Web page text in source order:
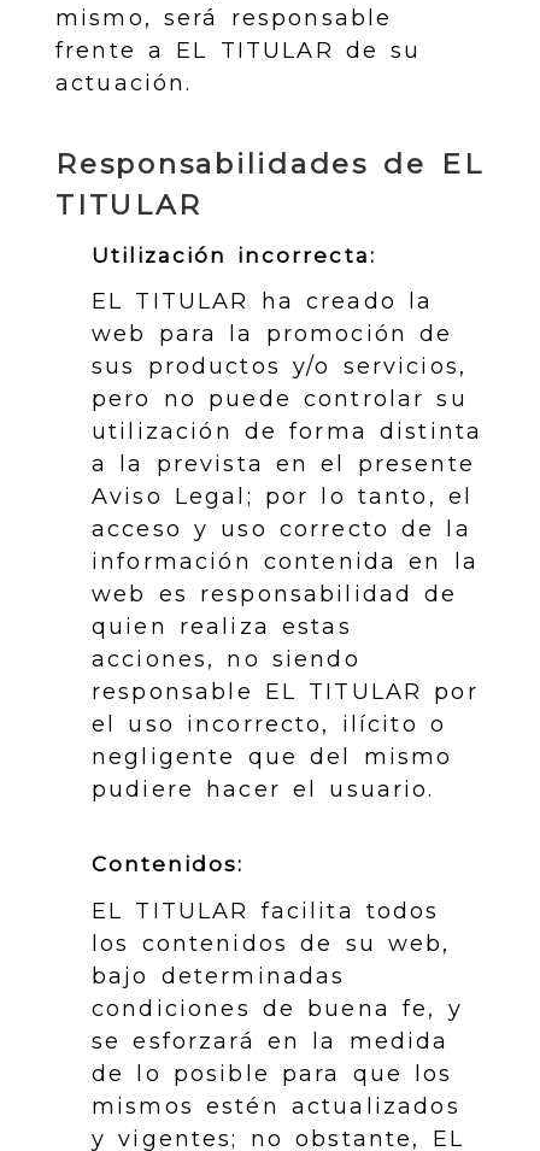
mismo, será responsable
frente a EL TITULAR de su
actuación.
Responsabilidades de EL
TITULAR
Utilización incorrecta:
EL TITULAR ha creado la
web para la promoción de
sus productos y/o servicios,
pero no puede controlar su
utilización de forma distinta
a la prevista en el presente
Aviso Legal; por lo tanto, el
acceso y uso correcto de la
información contenida en la
web es responsabilidad de
quien realiza estas
acciones, no siendo
responsable EL TITULAR por
el uso incorrecto, ilícito o
negligente que del mismo
pudiere hacer el usuario.
Contenidos:
EL TITULAR facilita todos
los contenidos de su web,
bajo determinadas
condiciones de buena fe, y
se esforzará en la medida
de lo posible para que los
mismos estén actualizados
y vigentes; no obstante, EL